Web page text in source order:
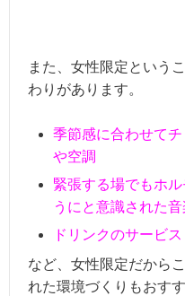
また、女性限定という
わりがあります。
季節感に合わせて
や空調
緊張する場でもホ
うにと意識された
ドリンクのサービス
など、女性限定だから
れた環境づくりもおす